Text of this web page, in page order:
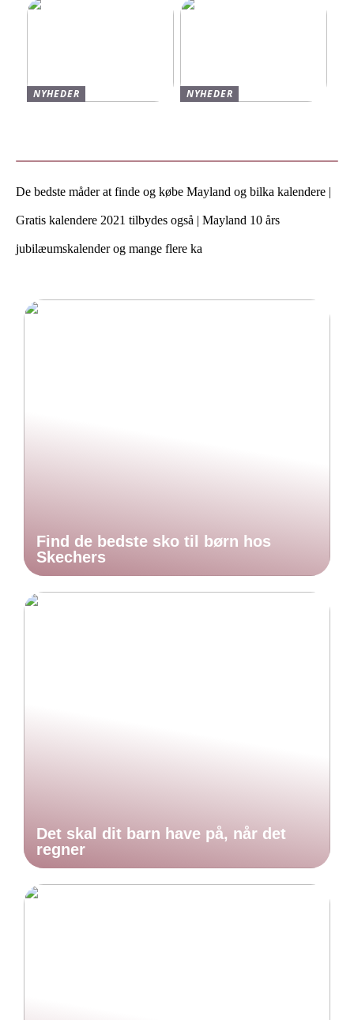
NYHEDER
NYHEDER
De bedste måder at finde og købe Mayland og bilka kalendere |
Gratis kalendere 2021 tilbydes også | Mayland 10 års
jubilæumskalender og mange flere ka
Find de bedste sko til børn hos
Skechers
Det skal dit barn have på, når det
regner